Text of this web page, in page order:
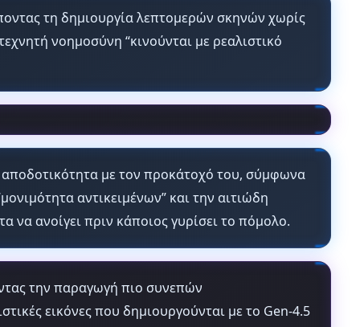
τη δημιουργία λεπτομερών σκηνών χωρίς
νοημοσύνη “κινούνται με ρεαλιστικό
αποδοτικότητα με τον προκάτοχό του, σύμφωνα
αντικειμένων” και την αιτιώδη
να ανοίγει πριν κάποιος γυρίσει το πόμολο.
την παραγωγή πιο συνεπών
εικόνες που δημιουργούνται με το Gen-4.5